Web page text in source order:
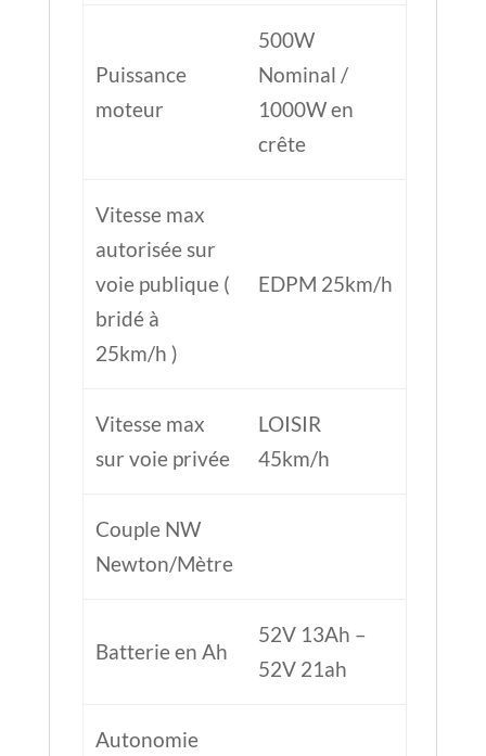
Puissance
moteur
500W
Nominal /
1000W en
crête
Vitesse max
autorisée sur
voie publique (
bridé à
25km/h )
EDPM 25km/h
Vitesse max
sur voie privée
LOISIR
45km/h
Couple NW
Newton/Mètre
Batterie en Ah
52V 13Ah –
52V 21ah
Autonomie